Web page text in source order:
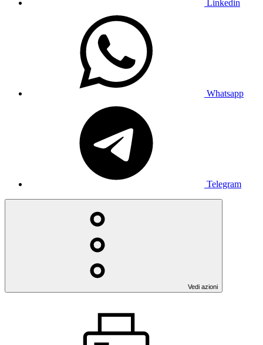
Linkedin
Whatsapp
Telegram
Vedi azioni